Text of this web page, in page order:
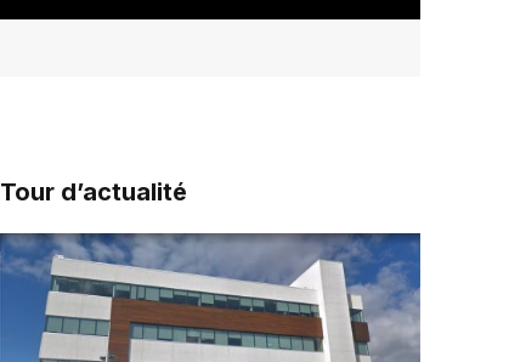
Tour d’actualité